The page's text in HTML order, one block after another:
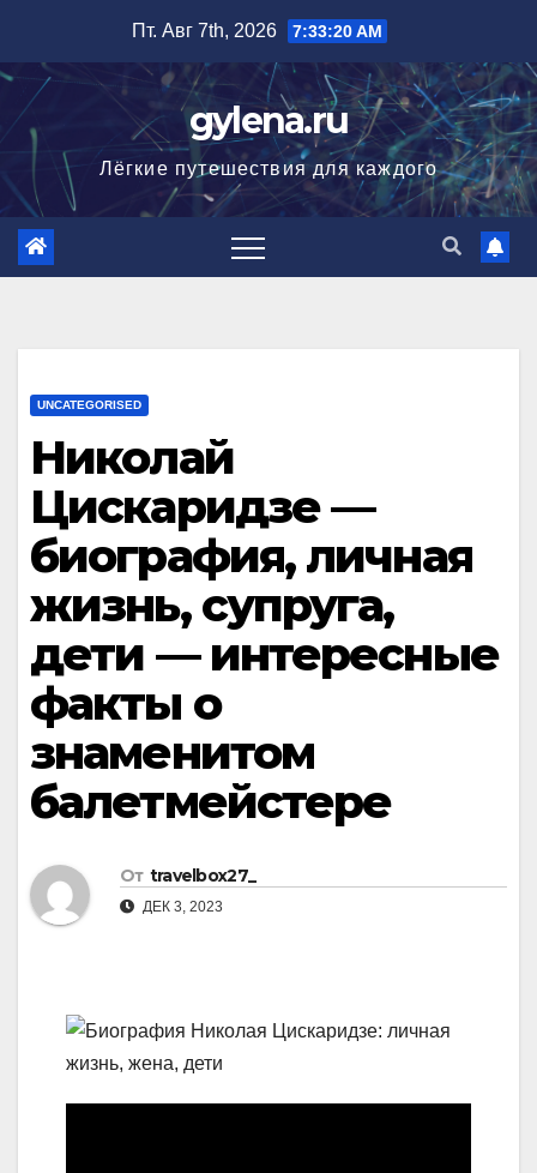
содержимому
Пт. Авг 7th, 2026 7:33:21 AM
gylena.ru
Лёгкие путешествия для каждого
UNCATEGORISED
Николай
Цискаридзе —
биография, личная
жизнь, супруга,
дети — интересные
факты о
знаменитом
балетмейстере
От travelbox27_
ДЕК 3, 2023